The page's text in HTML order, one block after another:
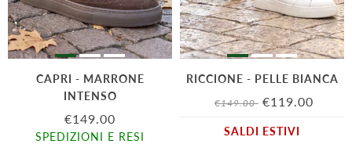
CAPRI - MARRONE
INTENSO
€149.00
SPEDIZIONI E RESI
RICCIONE - PELLE BIANCA
€149.00 €119.00
SALDI ESTIVI